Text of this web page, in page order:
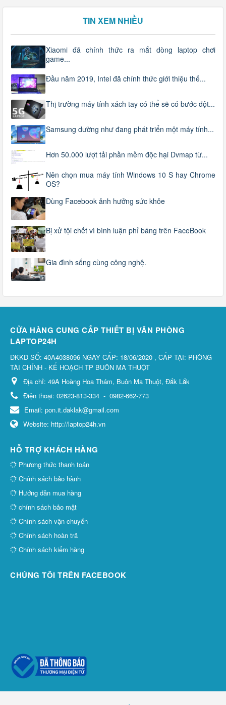
TIN XEM NHIỀU
Xiaomi đã chính thức ra mắt dòng laptop chơi
game...
Đầu năm 2019, Intel đã chính thức giới thiệu thế...
Thị trường máy tính xách tay có thể sẽ có bước đột...
Samsung dường như đang phát triển một máy tính...
Hơn 50.000 lượt tải phần mềm độc hại Dvmap từ...
Nên chọn mua máy tính Windows 10 S hay Chrome
OS?
Dùng Facebook ảnh hưởng sức khỏe
Bị xử tội chết vì bình luận phỉ báng trên FaceBook
Gia đình sống cùng công nghệ.
CỬA HÀNG CUNG CẤP THIẾT BỊ VĂN PHÒNG
LAPTOP24H
ĐKKD SỐ: 40A4038096 NGÀY CẤP: 18/06/2020 , CẤP TẠI: PHÒNG
TÀI CHÍNH - KẾ HOẠCH TP BUÔN MA THUỘT
Địa chỉ: 49A Hoàng Hoa Thám, Buôn Ma Thuột, Đắk Lắk
Điện thoại: 02623-813-334 - 0982-662-773
Email: pon.it.daklak@gmail.com
Website: http://laptop24h.vn
HỖ TRỢ KHÁCH HÀNG
Phương thức thanh toán
Chính sách bảo hành
Hướng dẫn mua hàng
chính sách bảo mật
Chính sách vận chuyển
Chính sách hoàn trả
Chính sách kiểm hàng
CHÚNG TÔI TRÊN FACEBOOK